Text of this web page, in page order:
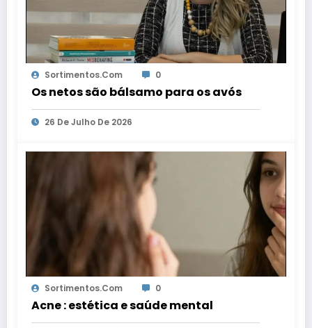
Sortimentos.com 0
Os netos são bálsamo para os avós
26 De Julho De 2026
Sortimentos.com 0
Acne : estética e saúde mental